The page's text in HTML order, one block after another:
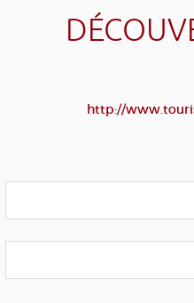
http://